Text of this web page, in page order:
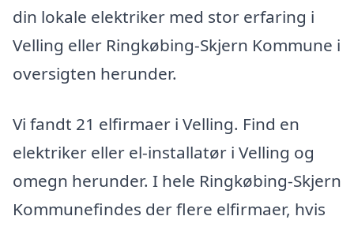
din lokale elektriker med stor erfaring i
Velling eller Ringkøbing-Skjern Kommune i
oversigten herunder.
Vi fandt 21 elfirmaer i Velling. Find en
elektriker eller el-installatør i Velling og
omegn herunder. I hele Ringkøbing-Skjern
Kommunefindes der flere elfirmaer, hvis